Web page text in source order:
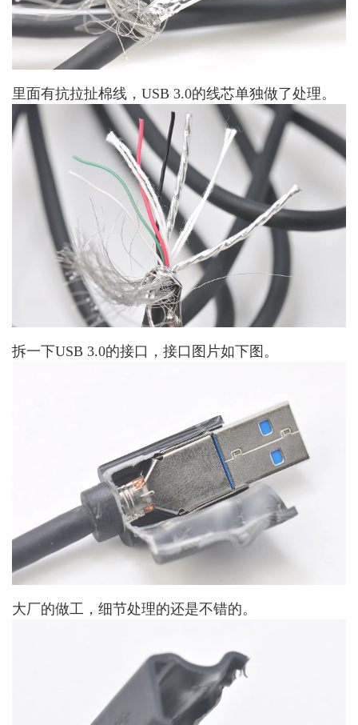
里面有抗拉扯棉线，USB 3.0的线芯单独做了处理。
拆一下USB 3.0的接口，接口图片如下图。
大厂的做工，细节处理的还是不错的。